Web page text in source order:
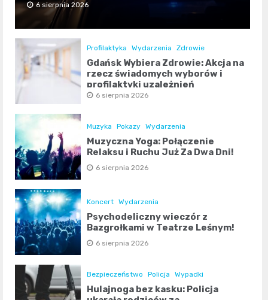
6 sierpnia 2026
Profilaktyka Wydarzenia Zdrowie
Gdańsk Wybiera Zdrowie: Akcja na
rzecz świadomych wyborów i
profilaktyki uzależnień
6 sierpnia 2026
Muzyka Pokazy Wydarzenia
Muzyczna Yoga: Połączenie
Relaksu i Ruchu Już Za Dwa Dni!
6 sierpnia 2026
Koncert Wydarzenia
Psychodeliczny wieczór z
Bazgrołkami w Teatrze Leśnym!
6 sierpnia 2026
Bezpieczeństwo Policja Wypadki
Hulajnoga bez kasku: Policja